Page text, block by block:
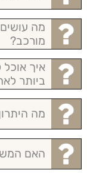
מה עושים
מורכב?
איך
ביותר
מה
האם